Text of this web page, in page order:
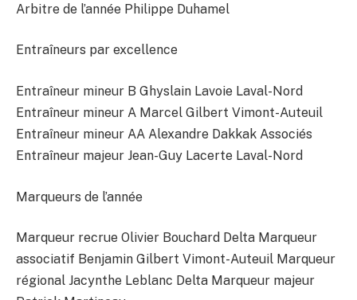
Arbitre de l’année Philippe Duhamel
Entraîneurs par excellence
Entraîneur mineur B Ghyslain Lavoie Laval-Nord
Entraîneur mineur A Marcel Gilbert Vimont-Auteuil
Entraîneur mineur AA Alexandre Dakkak Associés
Entraîneur majeur Jean-Guy Lacerte Laval-Nord
Marqueurs de l’année
Marqueur recrue Olivier Bouchard Delta Marqueur
associatif Benjamin Gilbert Vimont-Auteuil Marqueur
régional Jacynthe Leblanc Delta Marqueur majeur